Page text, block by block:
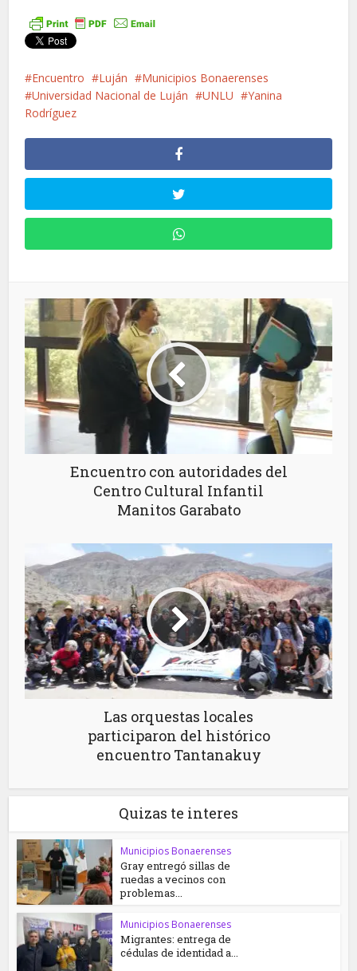
Encuentro Luján
Municipios Bonaerenses
Universidad Nacional de Luján
UNLU
Yanina
Rodríguez
Encuentro con autoridades del
Centro Cultural Infantil
Manitos Garabato
Las orquestas locales
participaron del histórico
encuentro Tantanakuy
Quizas te interes
Municipios Bonaerenses
Gray entregó sillas de
ruedas a vecinos con
problemas...
Municipios Bonaerenses
Migrantes: entrega de
cédulas de identidad a...